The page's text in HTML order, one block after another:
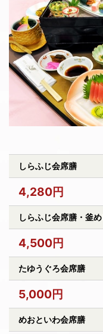
しらふじ会席膳
4,280円
しらふじ会席膳・釜
4,500円
たゆうぐろ会席膳
5,000円
めおといわ会席膳